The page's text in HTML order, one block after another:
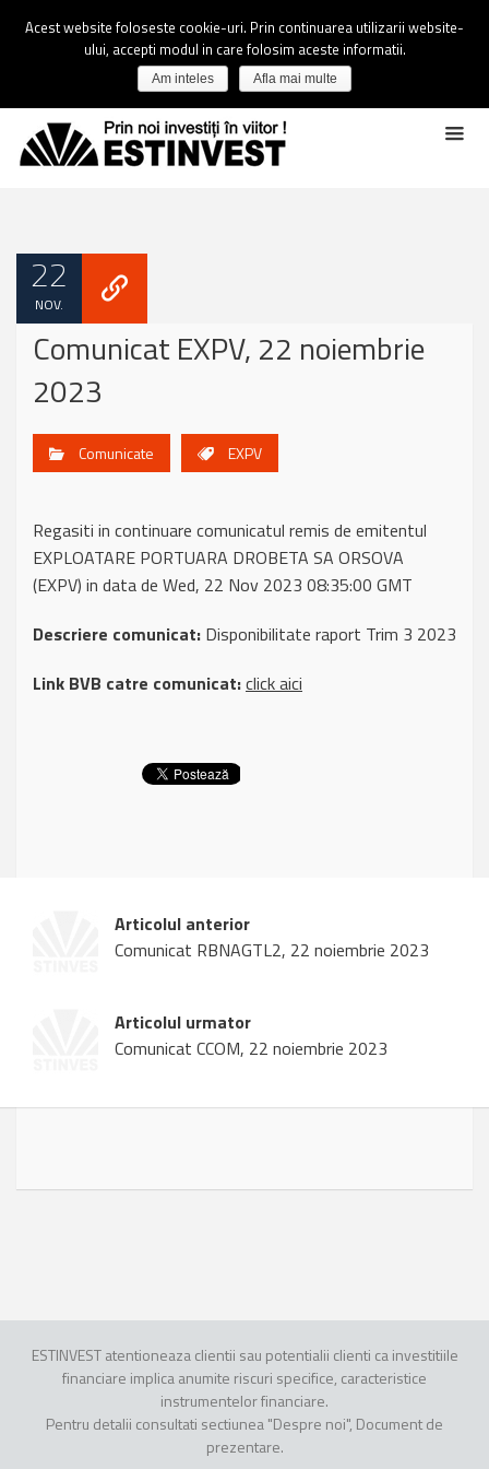
22
NOV.
Comunicat EXPV, 22 noiembrie
2023
Comunicate EXPV
Regasiti in continuare comunicatul remis de emitentul
EXPLOATARE PORTUARA DROBETA SA ORSOVA
(EXPV) in data de Wed, 22 Nov 2023 08:35:00 GMT
Descriere comunicat: Disponibilitate raport Trim 3 2023
Link BVB catre comunicat:click aici
Articolul anterior
Comunicat RBNAGTL2, 22 noiembrie 2023
Articolul urmator
Comunicat CCOM, 22 noiembrie 2023
ESTINVEST atentioneaza clientii sau potentialii clienti ca investitiile
financiare implica anumite riscuri specifice, caracteristice
instrumentelor financiare.
Pentru detalii consultati sectiunea "Despre noi", Document de
prezentare.
Acest website foloseste cookie-uri. Prin continuarea utilizarii website-
ului, accepti modul in care folosim aceste informatii.
Am inteles Afla mai multe